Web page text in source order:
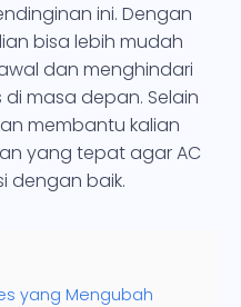
ini. Dengan
bisa lebih mudah
dan menghindari
masa depan. Selain
membantu kalian
yang tepat agar AC
dengan baik.
yang Mengubah